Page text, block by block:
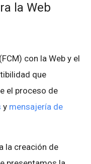
la Web
con la Web y el
que
el proceso de
y mensajería de
la creación de